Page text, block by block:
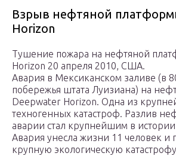
Взрыв нефтяной
Horizon
Тушение пожара на нефтяной
Horizon 20 апреля 2010, США.
Авария в Мексиканском заливе (в
побережья штата Луизиана) на
Deepwater Horizon. Одна из
техногенных катастроф. Разлив
аварии стал крупнейшим в
Авария унесла жизни 11 человек и
крупную экологическую